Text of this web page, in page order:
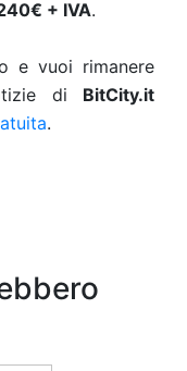
+ IVA.
e vuoi rimanere
di BitCity.it
.